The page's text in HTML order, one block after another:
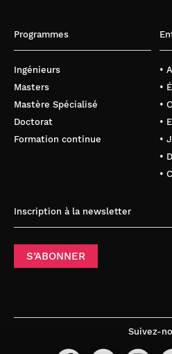
Programmes
Ingénieurs
Masters
Mastère Spécialisé
Doctorat
Formation continue
•
•
•
•
•
•
•
Inscription à la newsletter
S’ABONNER
Suivez-